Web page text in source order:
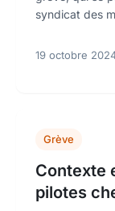
syndicat des
19 octobre
Grève
Contexte
pilotes